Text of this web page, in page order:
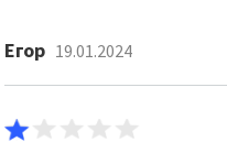
Егор 19.01.2024